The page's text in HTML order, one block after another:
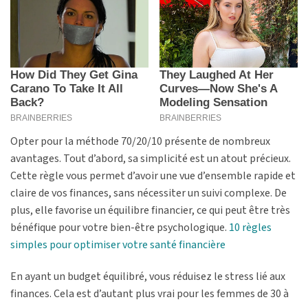
Opter pour la méthode 70/20/10 présente de nombreux
avantages. Tout d’abord, sa simplicité est un atout précieux.
Cette règle vous permet d’avoir une vue d’ensemble rapide et
claire de vos finances, sans nécessiter un suivi complexe. De
plus, elle favorise un équilibre financier, ce qui peut être très
bénéfique pour votre bien-être psychologique. 10 règles
simples pour optimiser votre santé financière
En ayant un budget équilibré, vous réduisez le stress lié aux
finances. Cela est d’autant plus vrai pour les femmes de 30 à